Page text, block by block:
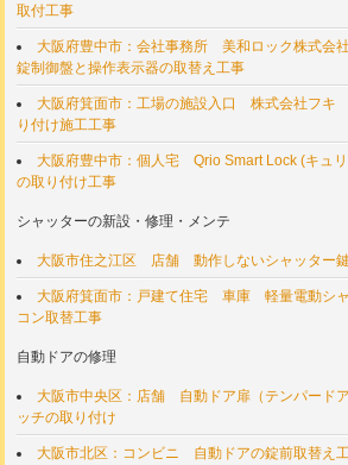
取付工事
大阪府豊中市：会社事務所 美和ロック株式
錠制御盤と操作表示器の取替え工事
大阪府箕面市：工場の施設入口 株式会社フキ
り付け施工工事
大阪府豊中市：個人宅 Qrio Smart Lock (キュ
の取り付け工事
シャッターの新設・修理・メンテ
大阪市住之江区 店舗 動作しないシャッター
大阪府箕面市：戸建て住宅 車庫 軽量電動シ
コン取替工事
自動ドアの修理
大阪市中央区：店舗 自動ドア扉（テンパード
ッチの取り付け
大阪市北区：コンビニ 自動ドアの錠前取替え